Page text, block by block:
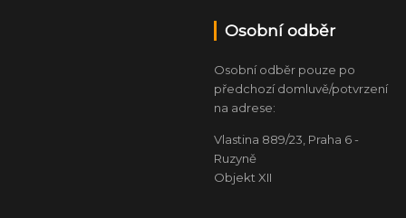
Osobní odběr
Osobní odběr pouze po
předchozí domluvě/potvrzení
na adrese:
Vlastina 889/23, Praha 6 -
Ruzyně
Objekt XII